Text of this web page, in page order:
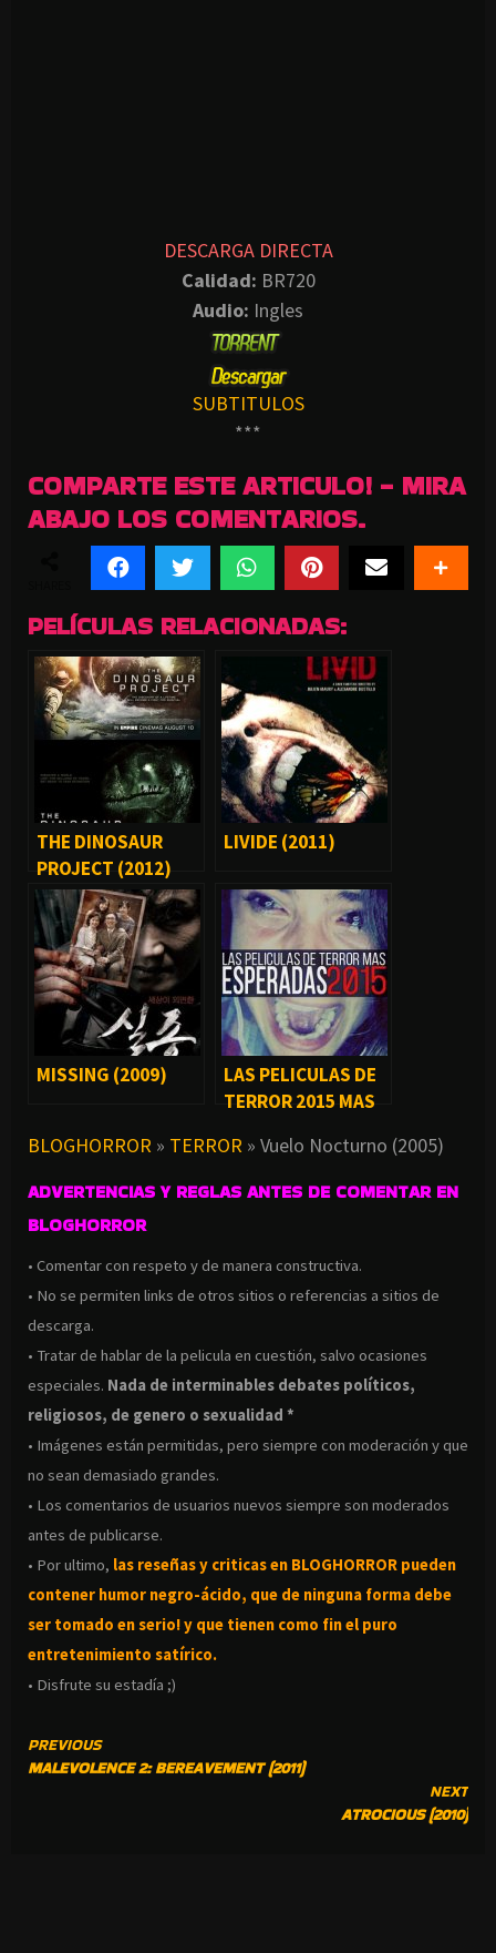
DESCARGA DIRECTA
Calidad: BR720
Audio: Ingles
SUBTITULOS
***
COMPARTE ESTE ARTICULO! - MIRA
ABAJO LOS COMENTARIOS.
PELÍCULAS RELACIONADAS:
THE DINOSAUR
PROJECT (2012)
LIVIDE (2011)
MISSING (2009)
LAS PELICULAS DE
TERROR 2015 MAS
BLOGHORROR » TERROR » Vuelo Nocturno (2005)
ADVERTENCIAS Y REGLAS ANTES DE COMENTAR EN
BLOGHORROR
• Comentar con respeto y de manera constructiva.
• No se permiten links de otros sitios o referencias a sitios de
descarga.
• Tratar de hablar de la pelicula en cuestión, salvo ocasiones
especiales. Nada de interminables debates políticos,
religiosos, de genero o sexualidad *
• Imágenes están permitidas, pero siempre con moderación y que
no sean demasiado grandes.
• Los comentarios de usuarios nuevos siempre son moderados
antes de publicarse.
• Por ultimo, las reseñas y criticas en BLOGHORROR pueden
contener humor negro-ácido, que de ninguna forma debe
ser tomado en serio! y que tienen como fin el puro
entretenimiento satírico.
• Disfrute su estadía ;)
CONTINUE
READING
PREVIOUS
MALEVOLENCE 2: BEREAVEMENT (2011)
NEXT
ATROCIOUS (2010)